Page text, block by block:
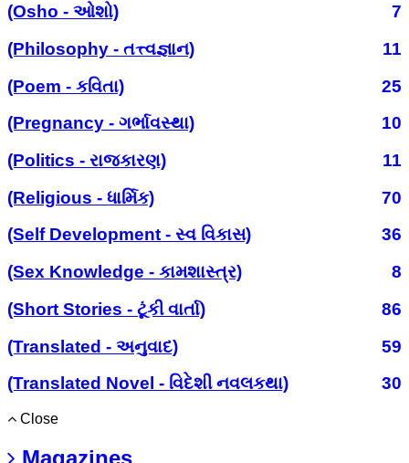
(Osho - ઓશો)
7
(Philosophy - તત્ત્વજ્ઞાન)
11
(Poem - કવિતા)
25
(Pregnancy - ગર્ભાવસ્થા)
10
(Politics - રાજકારણ)
11
(Religious - ધાર્મિક)
70
(Self Development - સ્વ વિકાસ)
36
(Sex Knowledge - કામશાસ્ત્ર)
8
(Short Stories - ટૂંકી વાર્તા)
86
(Translated - અનુવાદ)
59
(Translated Novel - વિદેશી નવલકથા)
30
Close
Magazines